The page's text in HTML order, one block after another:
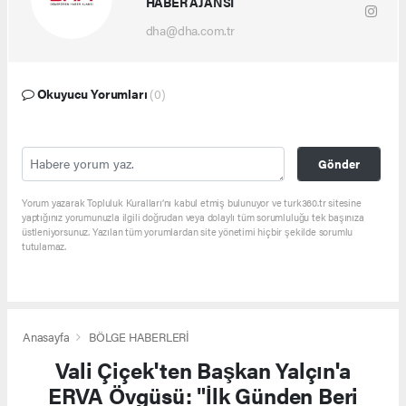
dha@dha.com.tr
Okuyucu Yorumları (0)
Gönder
Yorum yazarak Topluluk Kuralları’nı kabul etmiş bulunuyor ve turk360.tr sitesine
yaptığınız yorumunuzla ilgili doğrudan veya dolaylı tüm sorumluluğu tek başınıza
üstleniyorsunuz. Yazılan tüm yorumlardan site yönetimi hiçbir şekilde sorumlu
tutulamaz.
Anasayfa BÖLGE HABERLERİ
Vali Çiçek'ten Başkan Yalçın'a
ERVA Övgüsü: "İlk Günden Beri